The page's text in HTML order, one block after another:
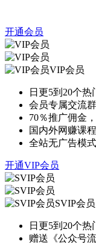
开通会员
VIP会员
日更5到20个热
会员专属交流群
70％推广佣金
国内外网赚课
全站无广告模
开通VIP会员
SVIP会员
日更5到20个热
赠送《公众号